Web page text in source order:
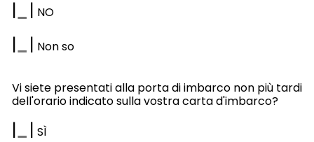
| | NO
| | Non so
Vi siete presentati alla porta di imbarco non più tardi
dell'orario indicato sulla vostra carta d'imbarco?
| | SÌ